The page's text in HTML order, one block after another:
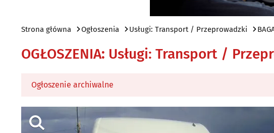
Strona główna Ogłoszenia Usługi: Transport / Przeprowadzki
OGŁOSZENIA: Usługi: Transport /
Ogłoszenie archiwalne